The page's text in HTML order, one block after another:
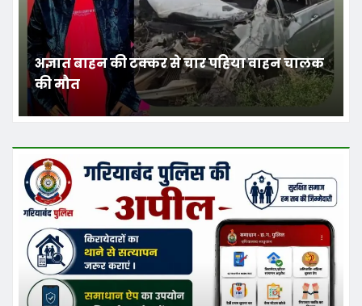
अज्ञात बाहन की टक्कर से चार पहिया वाहन चालक
की मौत